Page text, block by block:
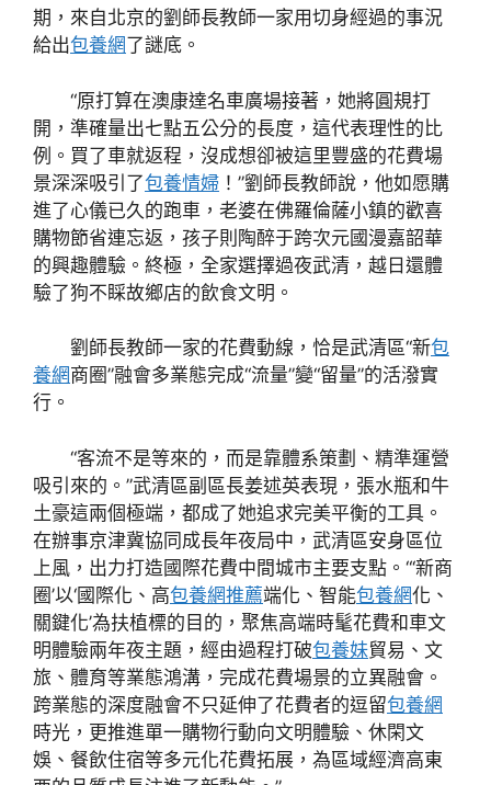
期，來自北京的劉師長教師一家用切身經過的事況
給出包養網了謎底。
“原打算在澳康達名車廣場接著，她將圓規打
開，準確量出七點五公分的長度，這代表理性的比
例。買了車就返程，沒成想卻被這里豐盛的花費場
景深深吸引了包養情婦 ！”劉師長教師說，他如愿購
進了心儀已久的跑車，老婆在佛羅倫薩小鎮的歡喜
購物節省連忘返，孩子則陶醉于跨次元國漫嘉韶華
的興趣體驗。終極，全家選擇過夜武清，越日還體
驗了狗不睬故鄉店的飲食文明。
劉師長教師一家的花費動線，恰是武清區“新包
養網商圈”融會多業態完成“流量”變“留量”的活潑實
行。
“客流不是等來的，而是靠體系策劃、精準運營
吸引來的。”武清區副區長姜述英表現，張水瓶和牛
土豪這兩個極端，都成了她追求完美平衡的工具。
在辦事京津冀協同成長年夜局中，武清區安身區位
上風，出力打造國際花費中間城市主要支點。“‘新商
圈’以‘國際化、高包養網推薦端化、智能包養網化、
關鍵化’為扶植標的目的，聚焦高端時髦花費和車文
明體驗兩年夜主題，經由過程打破包養妹貿易、文
旅、體育等業態鴻溝，完成花費場景的立異融會。
跨業態的深度融會不只延伸了花費者的逗留包養網
時光，更推進單一購物行動向文明體驗、休閑文
娛、餐飲住宿等多元化花費拓展，為區域經濟高東